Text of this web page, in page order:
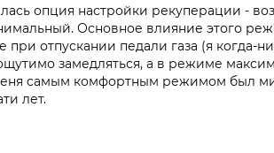
опция настройки рекуперации -
Основное влияние этого
отпускании педали газа (я когда-
замедляться, а в режиме
самым комфортным режимом был
лет.